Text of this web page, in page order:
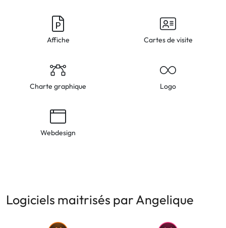
Affiche Cartes de visite
Charte graphique Logo
Webdesign
Logiciels maitrisés par Angelique